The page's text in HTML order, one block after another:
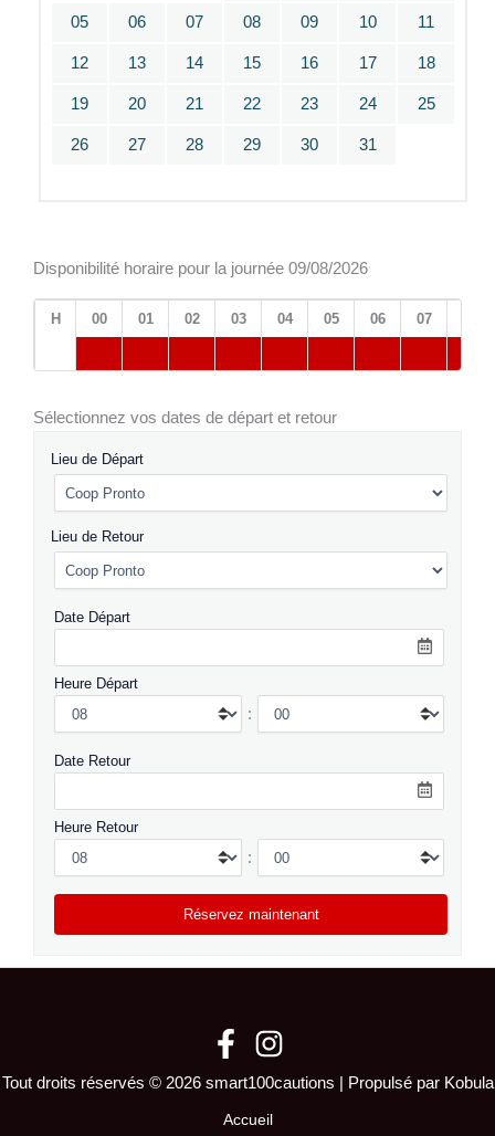
05 06 07 08 09 10 11
12 13 14 15 16 17 18
19 20 21 22 23 24 25
26 27 28 29 30 31
Disponibilité horaire pour la journée 09/08/2026
H 00 01 02 03 04 05 06 07
Sélectionnez vos dates de départ et retour
Lieu de Départ
Lieu de Retour
Date Départ
Heure Départ
:
Date Retour
Heure Retour
:
Tout droits réservés © 2026 smart100cautions | Propulsé par Kobula
Accueil